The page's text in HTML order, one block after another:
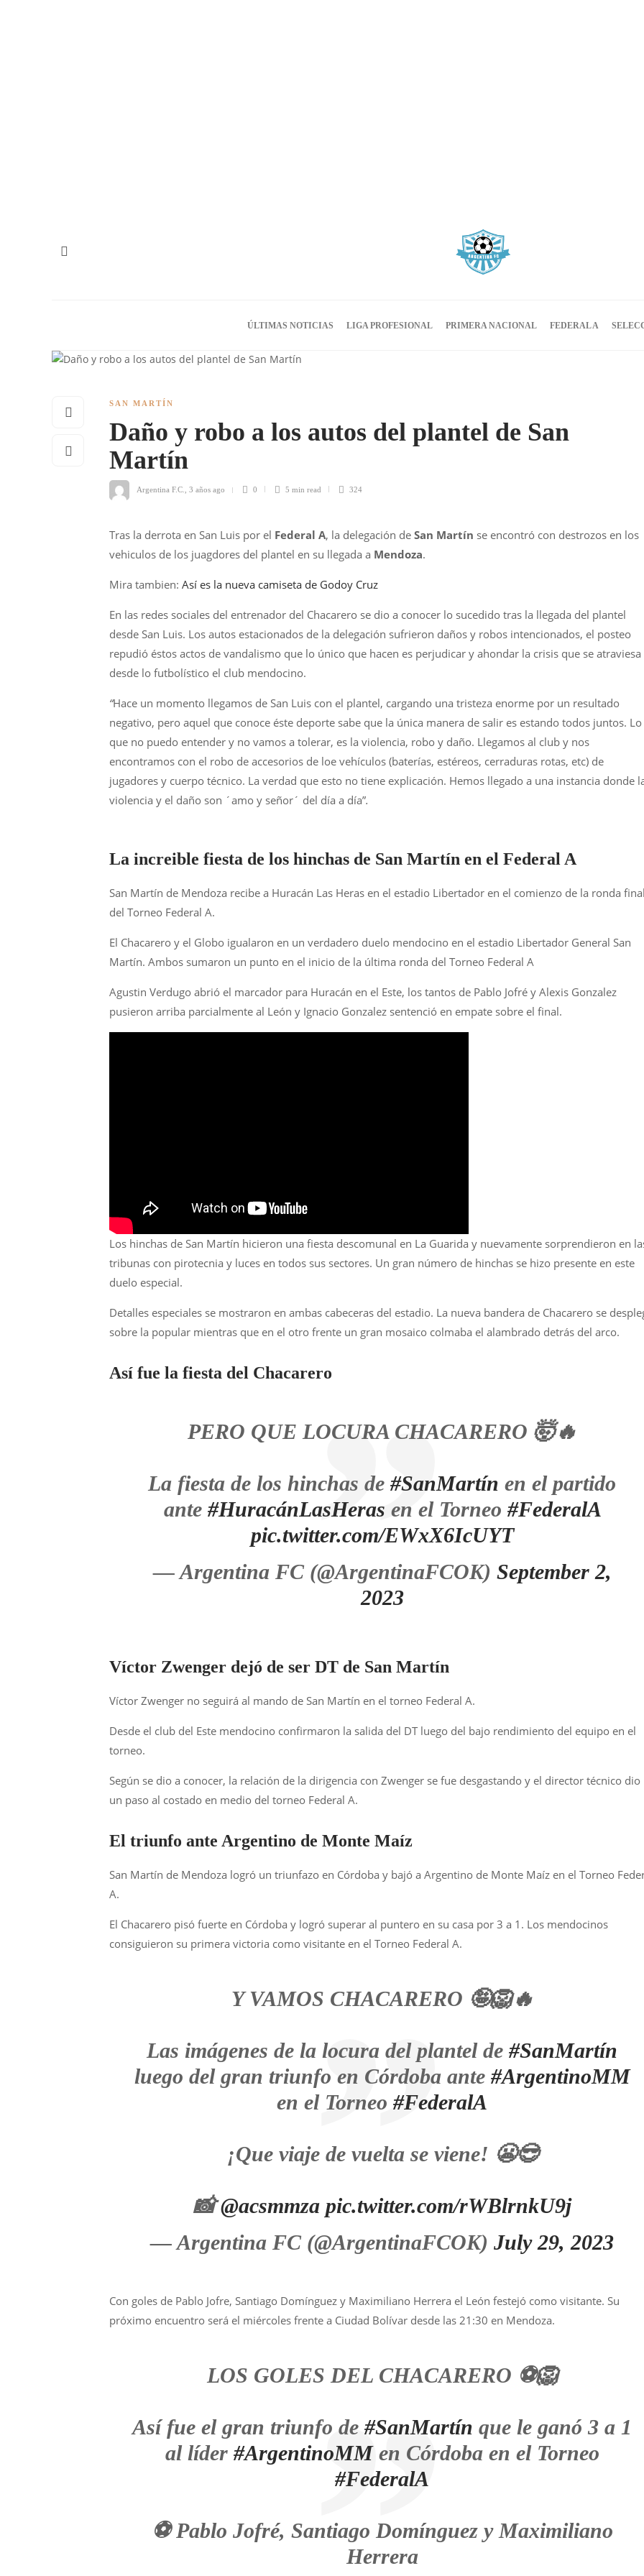
ÚLTIMAS NOTICIAS LIGA PROFESIONAL PRIMERA NACIONAL FEDERAL A
SAN MARTÍN
Daño y robo a los autos del plantel de San
Martín
Argentina F.C. 3 años ago 0 5 min read 324
Tras la derrota en San Luis por el Federal A, la delegación de San Martín se encontró con destrozos en los
vehiculos de los juagdores del plantel en su llegada a Mendoza.
Mira tambien: Así es la nueva camiseta de Godoy Cruz
En las redes sociales del entrenador del Chacarero se dio a conocer lo sucedido tras la llegada del plantel
desde San Luis. Los autos estacionados de la delegación sufrieron daños y robos intencionados, el posteo
repudió éstos actos de vandalismo que lo único que hacen es perjudicar y ahondar la crisis que se atraviesa
desde lo futbolístico el club mendocino.
“Hace un momento llegamos de San Luis con el plantel, cargando una tristeza enorme por un resultado
negativo, pero aquel que conoce éste deporte sabe que la única manera de salir es estando todos juntos. Lo
que no puedo entender y no vamos a tolerar, es la violencia, robo y daño. Llegamos al club y nos
encontramos con el robo de accesorios de loe vehículos (baterías, estéreos, cerraduras rotas, etc) de
jugadores y cuerpo técnico. La verdad que esto no tiene explicación. Hemos llegado a una instancia donde
violencia y el daño son ´amo y señor´ del día a día”.
La increible fiesta de los hinchas de San Martín en el Federal A
San Martín de Mendoza recibe a Huracán Las Heras en el estadio Libertador en el comienzo de la ronda
del Torneo Federal A.
El Chacarero y el Globo igualaron en un verdadero duelo mendocino en el estadio Libertador General San
Martín. Ambos sumaron un punto en el inicio de la última ronda del Torneo Federal A
Agustin Verdugo abrió el marcador para Huracán en el Este, los tantos de Pablo Jofré y Alexis Gonzalez
pusieron arriba parcialmente al León y Ignacio Gonzalez sentenció en empate sobre el final.
Los hinchas de San Martín hicieron una fiesta descomunal en La Guarida y nuevamente sorprendieron en
tribunas con pirotecnia y luces en todos sus sectores. Un gran número de hinchas se hizo presente en este
duelo especial.
Detalles especiales se mostraron en ambas cabeceras del estadio. La nueva bandera de Chacarero se
sobre la popular mientras que en el otro frente un gran mosaico colmaba el alambrado detrás del arco.
Así fue la fiesta del Chacarero
PERO QUE LOCURA CHACARERO 🤯🔥
La fiesta de los hinchas de#SanMartín en el partido
ante#HuracánLasHeras en el Torneo#FederalA
pic.twitter.com/EWxX6IcUYT
— Argentina FC (@ArgentinaFCOK) September 2,
2023
Víctor Zwenger dejó de ser DT de San Martín
Víctor Zwenger no seguirá al mando de San Martín en el torneo Federal A.
Desde el club del Este mendocino confirmaron la salida del DT luego del bajo rendimiento del equipo en el
torneo.
Según se dio a conocer, la relación de la dirigencia con Zwenger se fue desgastando y el director técnico dio
un paso al costado en medio del torneo Federal A.
El triunfo ante Argentino de Monte Maíz
San Martín de Mendoza logró un triunfazo en Córdoba y bajó a Argentino de Monte Maíz en el Torneo
A.
El Chacarero pisó fuerte en Córdoba y logró superar al puntero en su casa por 3 a 1. Los mendocinos
consiguieron su primera victoria como visitante en el Torneo Federal A.
Y VAMOS CHACARERO 🤪🦁🔥
Las imágenes de la locura del plantel de#SanMartín
luego del gran triunfo en Córdoba ante #ArgentinoMM
en el Torneo#FederalA
¡Que viaje de vuelta se viene! 😬😎
📸@acsmmza pic.twitter.com/rWBlrnkU9j
— Argentina FC (@ArgentinaFCOK)July 29, 2023
Con goles de Pablo Jofre, Santiago Domínguez y Maximiliano Herrera el León festejó como visitante. Su
próximo encuentro será el miércoles frente a Ciudad Bolívar desde las 21:30 en Mendoza.
LOS GOLES DEL CHACARERO ⚽️🦁
Así fue el gran triunfo de#SanMartín que le ganó 3 a 1
al líder #ArgentinoMMen Córdoba en el Torneo
#FederalA
⚽️ Pablo Jofré, Santiago Domínguez y Maximiliano
Herrera